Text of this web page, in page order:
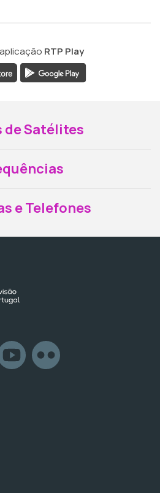
RTP Play
de Satélites
e Telefones